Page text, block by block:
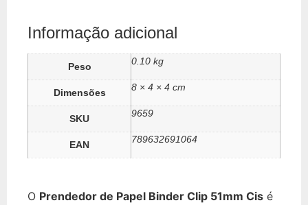
Informação adicional
Peso 0.10 kg
Dimensões 8 × 4 × 4 cm
SKU 9659
EAN 789632691064
O Prendedor de Papel Binder Clip 51mm Cis é